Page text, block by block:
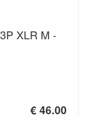
XLR M -
€ 46.00